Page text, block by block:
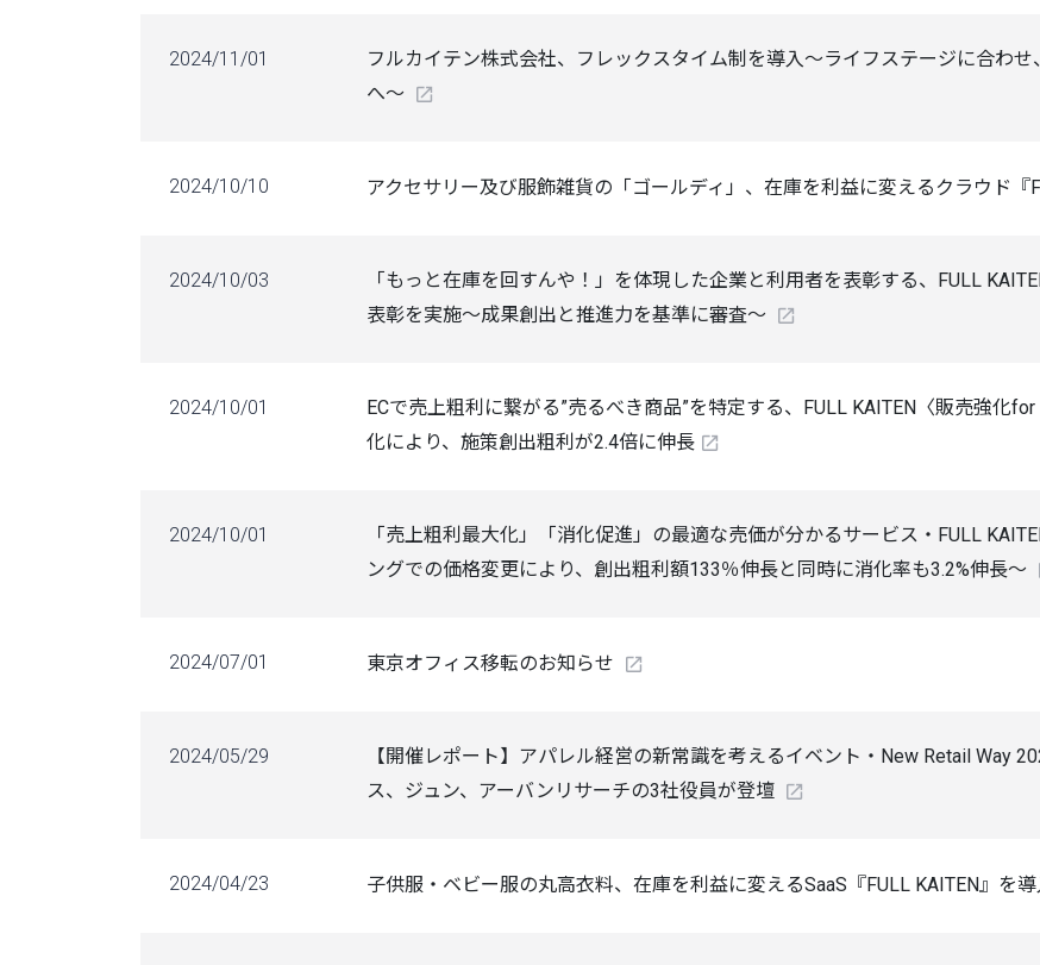
2024/11/01
フルカイテン株式会社、フレックスタイム制を導入～ライフステージに合わ
へ～
2024/10/10 アクセサリー及び服飾雑貨の「ゴールディ」、在庫を利益に変えるクラウド『
2024/10/03
「もっと在庫を回すんや！」を体現した企業と利用者を表彰する、FULL
表彰を実施～成果創出と推進力を基準に審査～
2024/10/01
ECで売上粗利に繋がる”売るべき商品”を特定する、FULL KAITEN〈販売強化
化により、施策創出粗利が2.4倍に伸長
2024/10/01
「売上粗利最大化」「消化促進」の最適な売価が分かるサービス・FULL
ングでの価格変更により、創出粗利額133％伸長と同時に消化率も3.2%伸長～
2024/07/01 東京オフィス移転のお知らせ
2024/05/29
【開催レポート】アパレル経営の新常識を考えるイベント・New Retail Way
ス、ジュン、アーバンリサーチの3社役員が登壇
2024/04/23 子供服・ベビー服の丸高衣料、在庫を利益に変えるSaaS『FULL KAITEN』を導